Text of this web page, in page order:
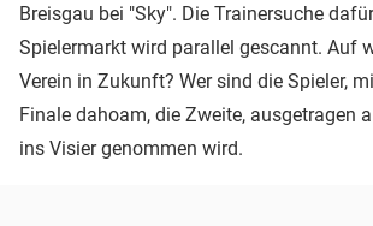
Breisgau bei "Sky". Die Trainersuche
Spielermarkt wird parallel gescannt. Auf
Verein in Zukunft? Wer sind die Spieler,
Finale dahoam, die Zweite, ausgetragen
ins Visier genommen wird.